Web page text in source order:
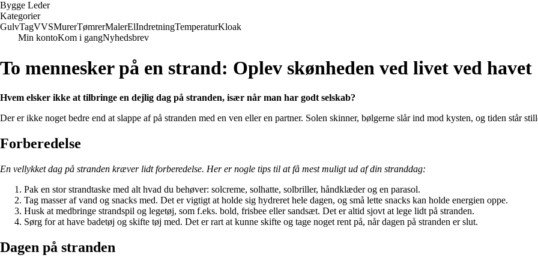
Bygge Leder
Kategorier
GulvTagVVSMurerTømrerMalerElIndretningTemperaturKloak
Min kontoKom i gangNyhedsbrev
To mennesker på en strand: Oplev skønheden ved livet ved havet
Hvem elsker ikke at tilbringe en dejlig dag på stranden, især når man har godt selskab?
Der er ikke noget bedre end at slappe af på stranden med en ven eller en partner. Solen skinner, bølgerne slår ind mod kysten, og tiden står
Forberedelse
En vellykket dag på stranden kræver lidt forberedelse. Her er nogle tips til at få mest muligt ud af din stranddag:
Pak en stor strandtaske med alt hvad du behøver: solcreme, solhatte, solbriller, håndklæder og en parasol.
Tag masser af vand og snacks med. Det er vigtigt at holde sig hydreret hele dagen, og små lette snacks kan holde energien oppe.
Husk at medbringe strandspil og legetøj, som f.eks. bold, frisbee eller sandsæt. Det er altid sjovt at lege lidt på stranden.
Sørg for at have badetøj og skifte tøj med. Det er rart at kunne skifte og tage noget rent på, når dagen på stranden er slut.
Dagen på stranden